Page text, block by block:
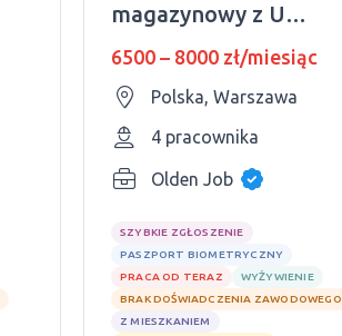
magazynowy z UDT
| Stawka godzinowa
6500 – 8000 zł/miesiąc
Polska, Warszawa
4 pracownika
Olden Job
SZYBKIE ZGŁOSZENIE
PASZPORT BIOMETRYCZNY
PRACA OD TERAZ
WYŻYWIENIE
BRAK DOŚWIADCZENIA ZAWODOWEGO
Z MIESZKANIEM